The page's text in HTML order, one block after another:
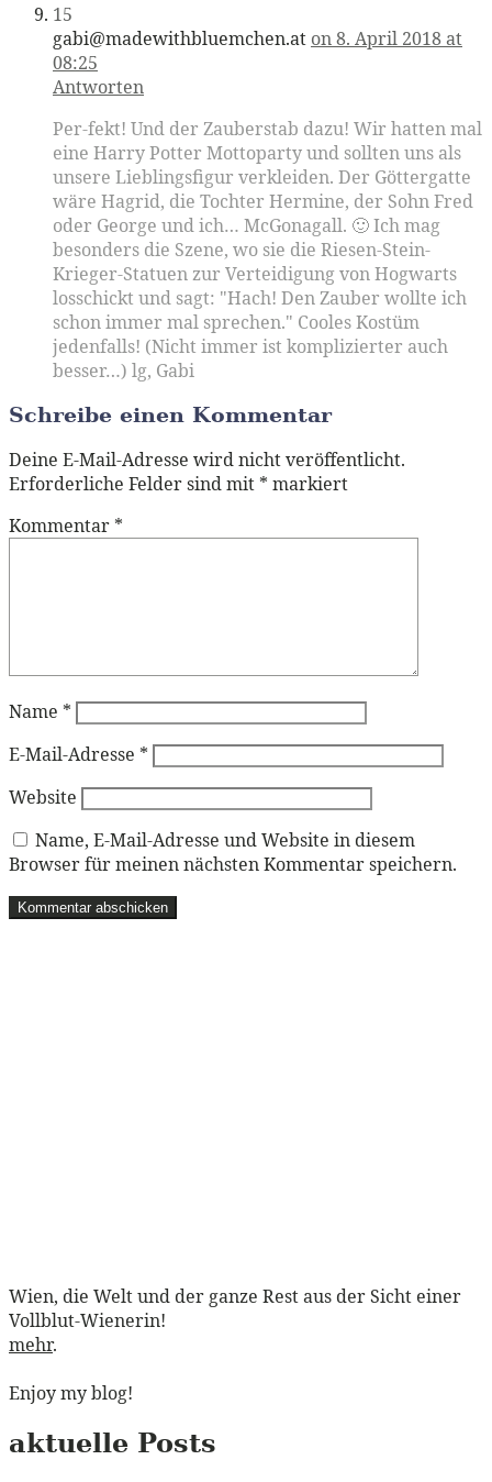
15
gabi@madewithbluemchen.at on 8. April 2018 at
08:25
Antworten
Per-fekt! Und der Zauberstab dazu! Wir hatten mal
eine Harry Potter Mottoparty und sollten uns als
unsere Lieblingsfigur verkleiden. Der Göttergatte
wäre Hagrid, die Tochter Hermine, der Sohn Fred
oder George und ich… McGonagall. 🙂 Ich mag
besonders die Szene, wo sie die Riesen-Stein-
Krieger-Statuen zur Verteidigung von Hogwarts
losschickt und sagt: "Hach! Den Zauber wollte ich
schon immer mal sprechen." Cooles Kostüm
jedenfalls! (Nicht immer ist komplizierter auch
besser…) lg, Gabi
Schreibe einen Kommentar
Deine E-Mail-Adresse wird nicht veröffentlicht.
Erforderliche Felder sind mit * markiert
Kommentar *
Name *
E-Mail-Adresse *
Website
Name, E-Mail-Adresse und Website in diesem
Browser für meinen nächsten Kommentar speichern.
Wien, die Welt und der ganze Rest aus der Sicht einer
Vollblut-Wienerin!
mehr.
Enjoy my blog!
aktuelle Posts